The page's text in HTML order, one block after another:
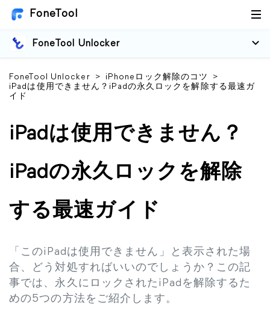
FoneTool
FoneTool Unlocker
FoneTool Unlocker > iPhoneロック解除のコツ
>
iPadは使用できません？iPadの永久ロックを解除する最速ガ
イド
iPadは使用できません？
iPadの永久ロックを解除
する最速ガイド
「このiPadは使用できません」と表示された場
合、どう対処すればいいのでしょうか？この記
事では、永久にロックされたiPadを解除するた
めの5つの方法をご紹介します。